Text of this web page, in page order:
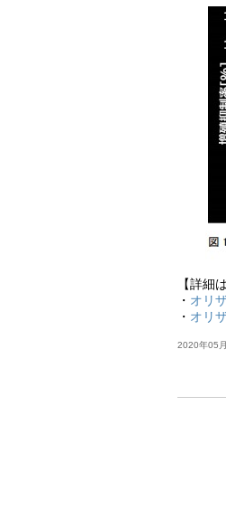
【詳細
・ オリ
・ オリ
2020年05